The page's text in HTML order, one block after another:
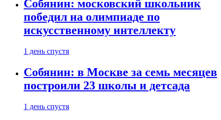
Собянин: московский школьник
победил на олимпиаде по
искусственному интеллекту
1 день спустя
Собянин: в Москве за семь месяцев
построили 23 школы и детсада
1 день спустя